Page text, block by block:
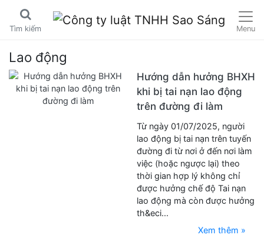
Tìm kiếm Menu
Lao động
Hướng dẫn hưởng BHXH
khi bị tai nạn lao động
trên đường đi làm
Từ ngày 01/07/2025, người
lao động bị tai nạn trên tuyến
đường đi từ nơi ở đến nơi làm
việc (hoặc ngược lại) theo
thời gian hợp lý không chỉ
được hưởng chế độ Tai nạn
lao động mà còn được hưởng
th&eci...
Xem thêm »